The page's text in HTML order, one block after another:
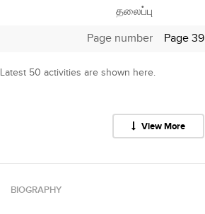
தலைப்பு
Page number
Page 39
Latest 50 activities are shown here.
View More
BIOGRAPHY